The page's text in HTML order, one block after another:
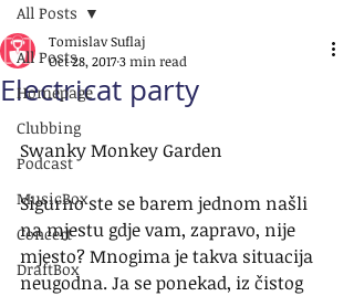
All Posts
Homepage
Clubbing
Podcast
MusicBox
Concert
DraftBox
All Posts
Electricat party
Tomislav Suflaj
Oct 28, 20173 min read
Swanky Monkey Garden
Sigurno ste se barem jednom našli
na mjestu gdje vam, zapravo, nije
mjesto? Mnogima je takva situacija
neugodna. Ja se ponekad, iz čistog